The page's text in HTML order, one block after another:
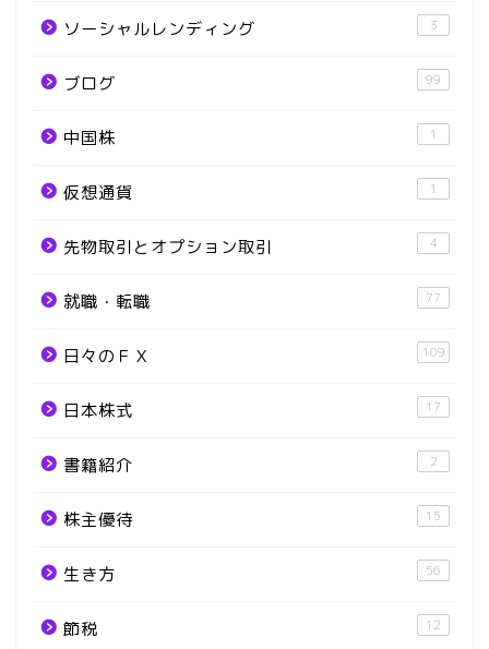
ソーシャルレンディング 3
ブログ 99
中国株 1
仮想通貨 1
先物取引とオプション取引 4
就職・転職 77
日々のＦＸ 109
日本株式 17
書籍紹介 2
株主優待 15
生き方 56
節税 12